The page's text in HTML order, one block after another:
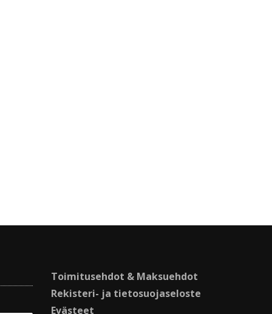
Toimitusehdot & Maksuehdot
Rekisteri- ja tietosuojaseloste
Evästeet